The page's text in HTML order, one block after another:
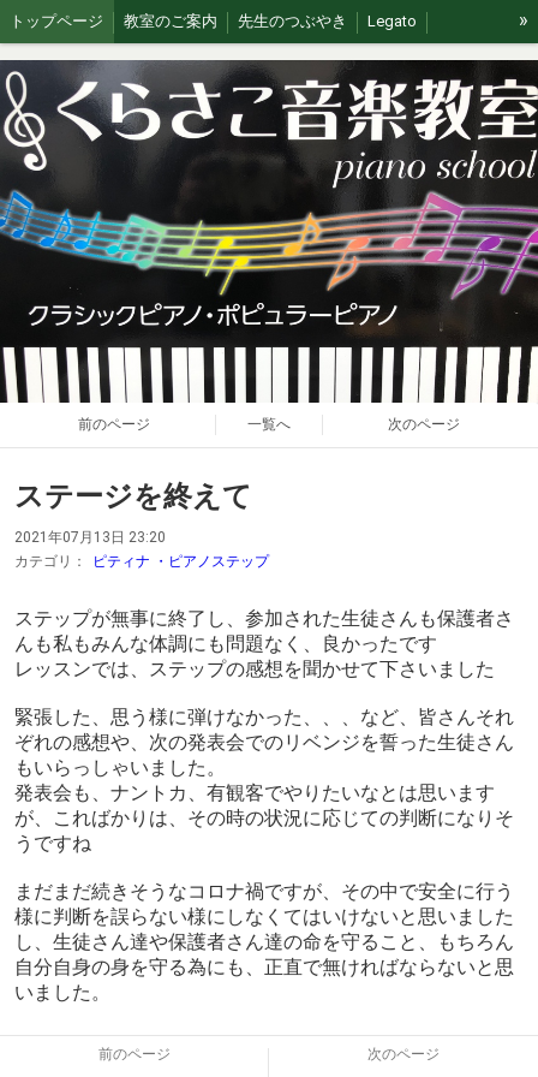
トップページ 教室のご案内 先生のつぶやき Legato
イベント/無料体験 ブログ J&G ステージの思い出
»
前のページ 一覧へ 次のページ
ステージを終えて
2021年07月13日 23:20
カテゴリ：
ピティナ ・ピアノステップ
ステップが無事に終了し、参加された生徒さんも保護者さ
んも私もみんな体調にも問題なく、良かったです
レッスンでは、ステップの感想を聞かせて下さいました
緊張した、思う様に弾けなかった、、、など、皆さんそれ
ぞれの感想や、次の発表会でのリベンジを誓った生徒さん
もいらっしゃいました。
発表会も、ナントカ、有観客でやりたいなとは思います
が、こればかりは、その時の状況に応じての判断になりそ
うですね
まだまだ続きそうなコロナ禍ですが、その中で安全に行う
様に判断を誤らない様にしなくてはいけないと思いました
し、生徒さん達や保護者さん達の命を守ること、もちろん
自分自身の身を守る為にも、正直で無ければならないと思
いました。
前のページ 次のページ